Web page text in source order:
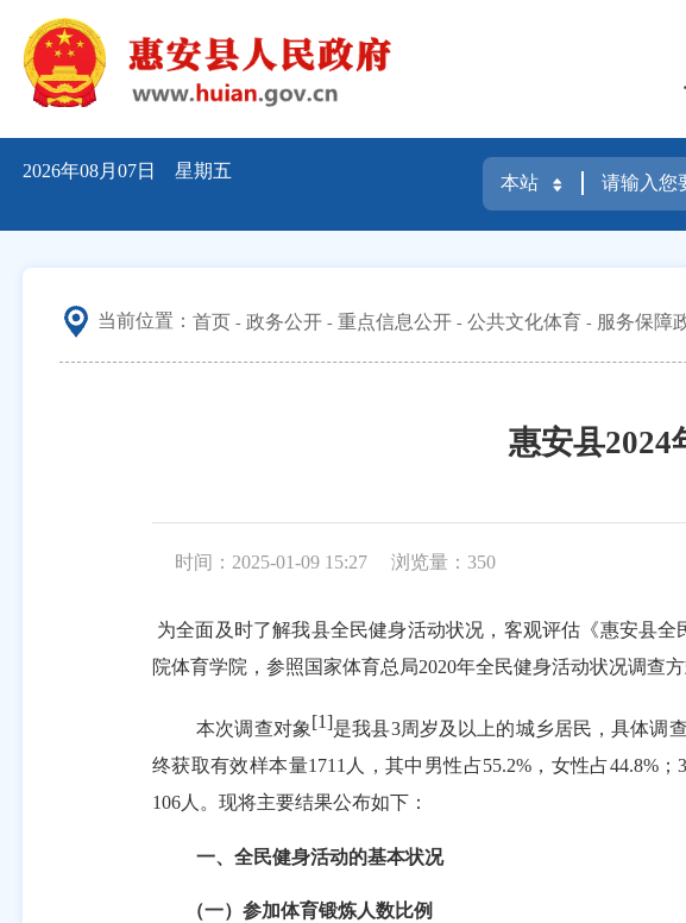
2026年08月07日 星期五
当前位置： 首页 政务公开 重点信息公开 公共文化体育 服务保障
惠安县2024
时间：2025-01-09 15:27 浏览量： 350
为全面及时了解我县全民健身活动状况，客观评估《惠安县全
院体育学院，参照国家体育总局2020年全民健身活动状况调查
本次调查对象[1]是我县3周岁及以上的城乡居民，具体调
终获取有效样本量1711 人，其中男性占55.2%，女性占44.8%； 3
106人。现将主要结果公布如下：
一、全民健身活动的基本状况
（一）参加体育锻炼人数比例